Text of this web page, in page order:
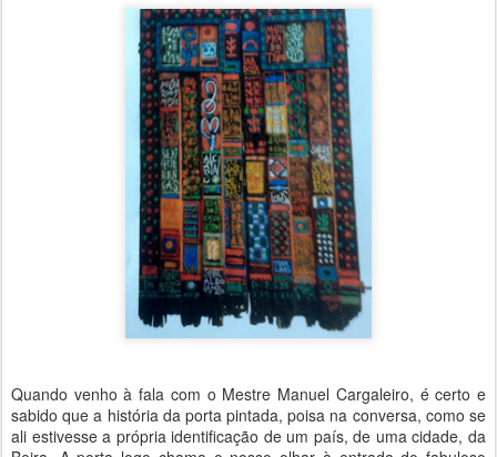
Quando venho à fala com o Mestre Manuel Cargaleiro, é certo e
sabido que a história da porta pintada, poisa na conversa, como se
ali estivesse a própria identificação de um país, de uma cidade, da